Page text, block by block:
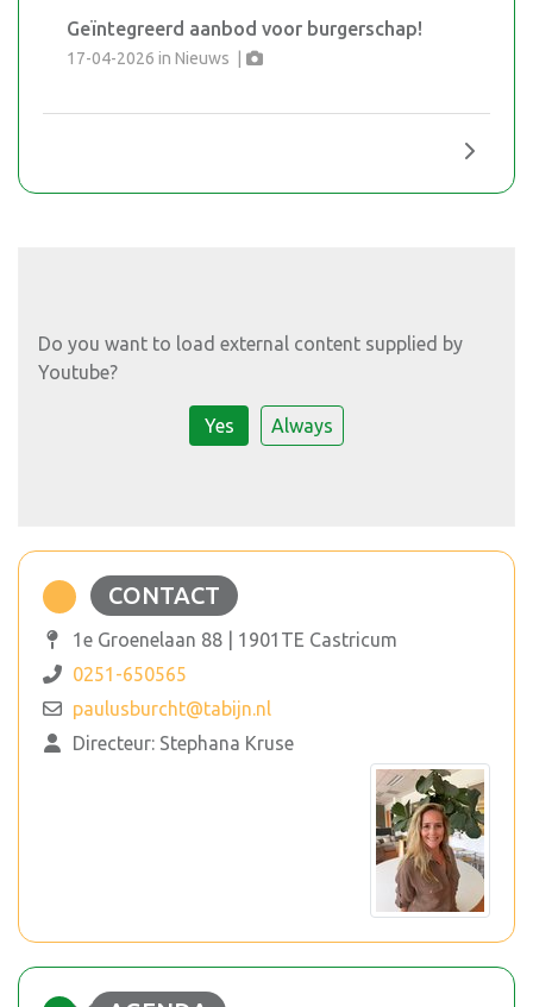
Geïntegreerd aanbod voor burgerschap!
17-04-2026 in Nieuws
Do you want to load external content supplied by
Youtube?
Yes Always
CONTACT
1e Groenelaan 88 | 1901TE Castricum
0251-650565
paulusburcht@tabijn.nl
Directeur: Stephana Kruse